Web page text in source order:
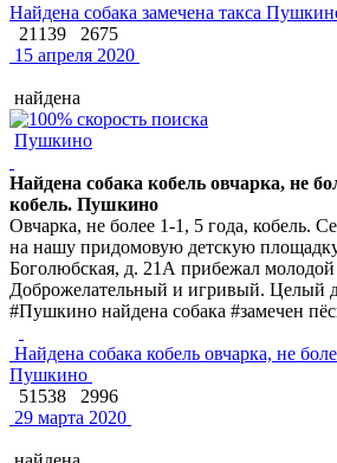
Найдена собака замечена такса
21139
2675
15 апреля 2020
найдена
Пушкино
Найдена собака кобель овчарка, не
кобель. Пушкино
Овчарка, не более 1-1, 5 года, кобель.
на нашу придомовую детскую
Боголюбская, д. 21А прибежал молодой
Доброжелательный и игривый. Целый
#Пушкино найдена собака #замечен
Найдена собака кобель овчарка, не
Пушкино
51538
2996
29 марта 2020